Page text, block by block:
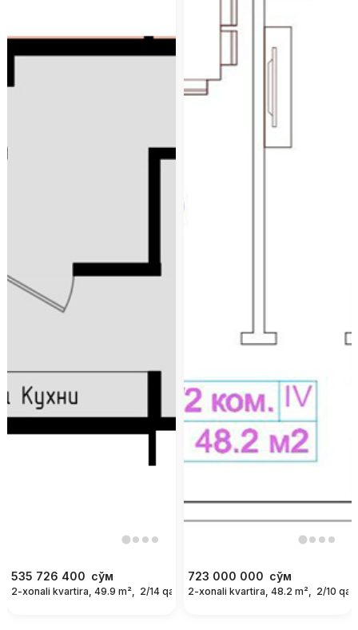
535 726 400 сўм
2-xonali kvartira, 49.9 m², 2/14 qavat
723 000 000 сўм
2-xonali kvartira, 48.2 m², 2/10